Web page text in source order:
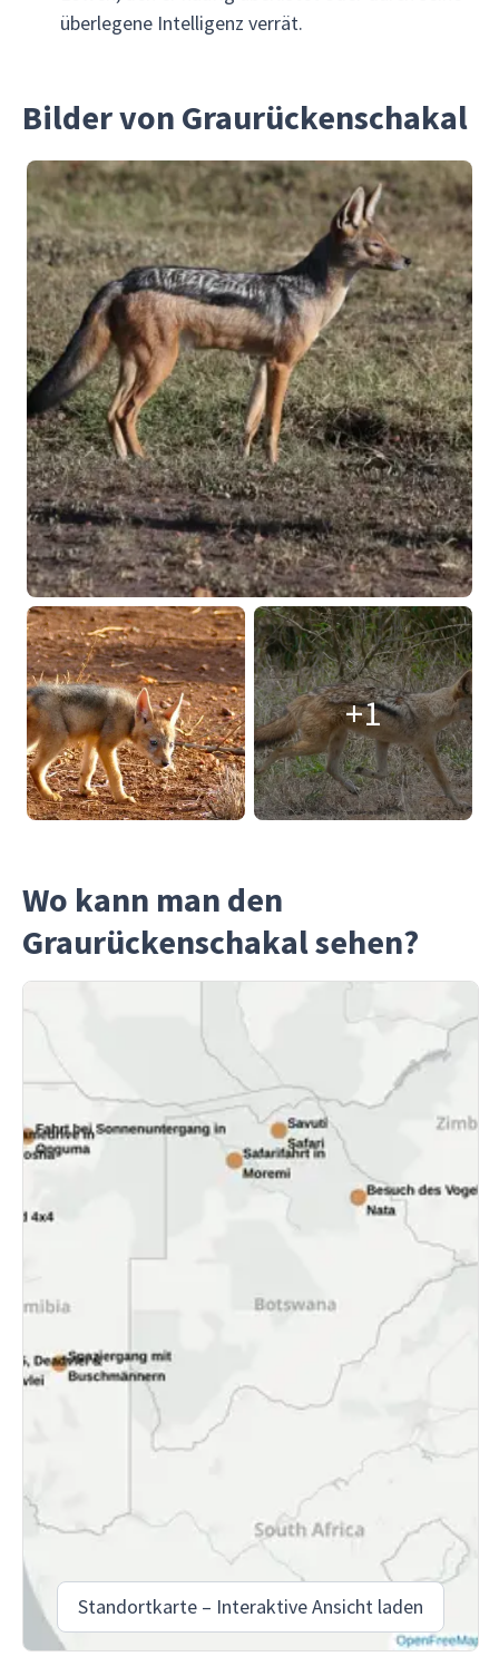
überlegene Intelligenz verrät.
Bilder von Graurückenschakal
+1
Wo kann man den
Graurückenschakal sehen?
Standortkarte – Interaktive Ansicht laden